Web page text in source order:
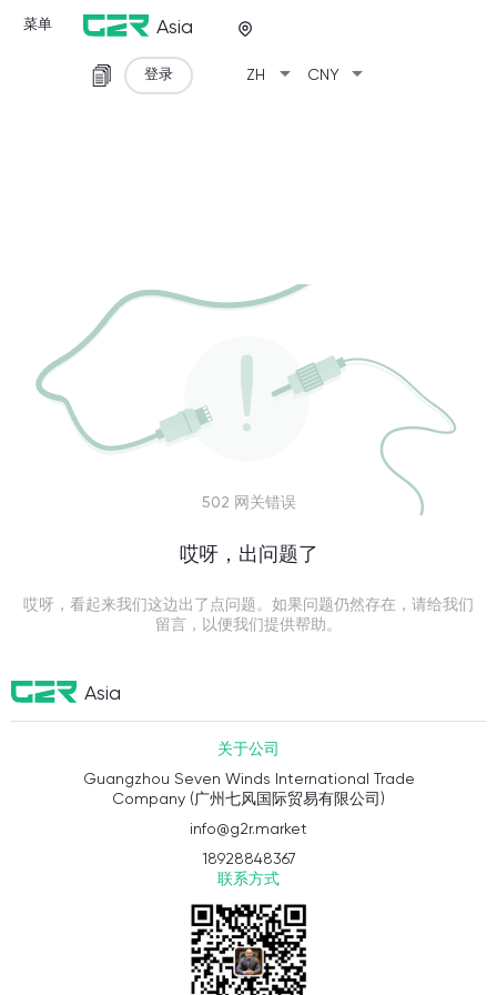
菜单 Asia
ZH arrow_drop_down CNY arrow_drop_down
登录
502 网关错误
哎呀，出问题了
哎呀，看起来我们这边出了点问题。如果问题仍然存在，请给我们
留言，以便我们提供帮助。
Asia
关于公司
Guangzhou Seven Winds International Trade
Company (广州七风国际贸易有限公司)
info@g2r.market
18928848367
联系方式